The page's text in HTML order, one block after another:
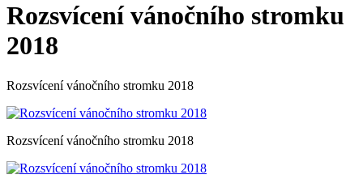
Rozsvícení vánočního stromku
2018
Rozsvícení vánočního stromku 2018
Rozsvícení vánočního stromku 2018